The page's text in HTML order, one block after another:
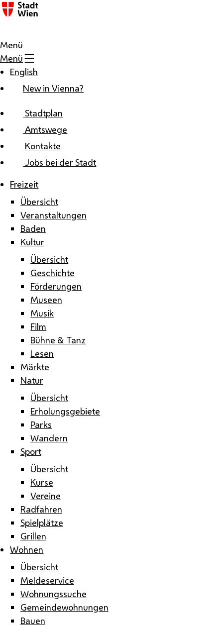
Zum Inhalt
Menü
Menü
English
New in Vienna?
Stadtplan
Amtswege
Kontakte
Jobs bei der Stadt
Freizeit
Übersicht
Veranstaltungen
Baden
Kultur
Übersicht
Geschichte
Förderungen
Museen
Musik
Film
Bühne & Tanz
Lesen
Märkte
Natur
Übersicht
Erholungsgebiete
Parks
Wandern
Sport
Übersicht
Kurse
Vereine
Radfahren
Spielplätze
Grillen
Wohnen
Übersicht
Meldeservice
Wohnungssuche
Gemeindewohnungen
Bauen